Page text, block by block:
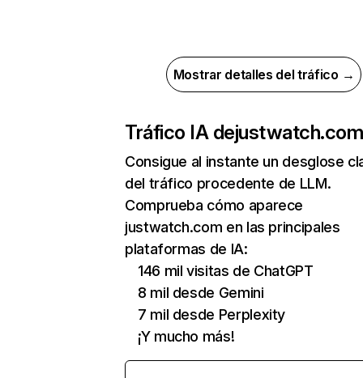
Mostrar detalles del tráfico →
Tráfico IA dejustwatch.com
Consigue al instante un desglose
del tráfico procedente de LLM.
Comprueba cómo aparece
justwatch.com en las principales
plataformas de IA:
146 mil visitas de ChatGPT
8 mil desde Gemini
7 mil desde Perplexity
¡Y mucho más!